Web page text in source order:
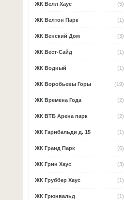
(5)
ЖК Велл Хаус
(1)
ЖК Велтон Парк
(3)
ЖК Венский Дом
(1)
ЖК Вест-Сайд
(1)
ЖК Водный
(19)
ЖК Воробьевы Горы
(2)
ЖК Времена Года
(2)
ЖК ВТБ Арена парк
(1)
ЖК Гарибальди д. 15
(6)
ЖК Гранд Парк
(3)
ЖК Грин Хаус
(1)
ЖК Груббер Хаус
(1)
ЖК Грюнвальд